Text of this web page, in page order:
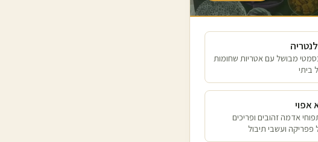
מבושל עם אטריות שחומות
ביתי
אפוי
אדמה זהובים ופריכים
פפריקה ועשבי תיבול